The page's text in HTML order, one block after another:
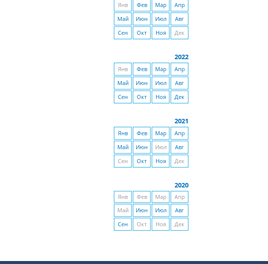
Янв Фев Мар
Апр
Май
Июн Июл
Авг
Сен
Окт Ноя Дек
2022
Янв Фев Мар
Апр
Май
Июн Июл
Авг
Сен
Окт Ноя Дек
2021
Янв Фев Мар
Апр
Май
Июн Июл
Авг
Сен
Окт Ноя Дек
2020
Янв Фев Мар
Апр
Май
Июн Июл
Авг
Сен
Окт Ноя Дек